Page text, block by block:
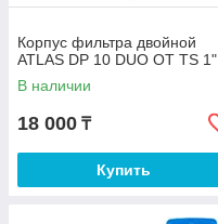
Корпус фильтра двойной
ATLAS DP 10 DUO OT TS 1"
В наличии
18 000 ₸
Купить